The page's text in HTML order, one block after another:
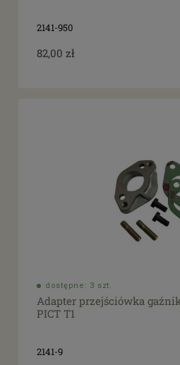
2141-950
82,00 zł
dostępne: 3 szt.
Adapter przejściówka
PICT T1
2141-9